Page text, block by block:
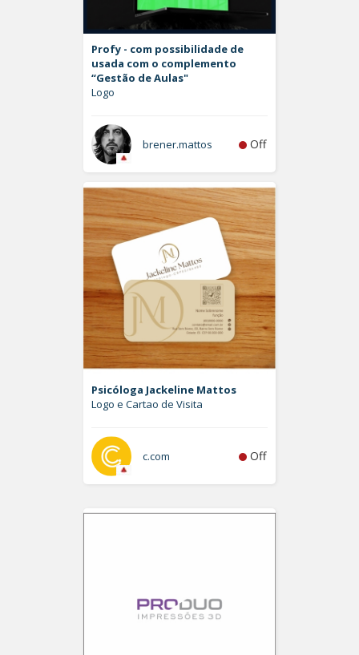
Profy - com possibilidade de
usada com o complemento
“Gestão de Aulas"
Logo
brener.mattos Off
Psicóloga Jackeline Mattos
Logo e Cartao de Visita
c.com Off